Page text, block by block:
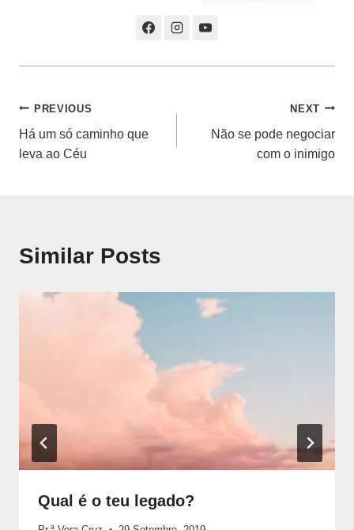
Navegação
de
PREVIOUS
Há um só caminho que
leva ao Céu
NEXT
Não se pode negociar
com o inimigo
Similar Posts
Qual é o teu legado?